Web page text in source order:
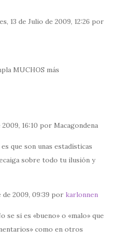
13 de Julio de 2009, 12:26 por
MUCHOS más
16:10 por Macagondena
que son unas estadísticas
sobre todo tu ilusión y
de 2009, 09:39 por karlonnen
se si es «bueno» o «malo» que
como en otros